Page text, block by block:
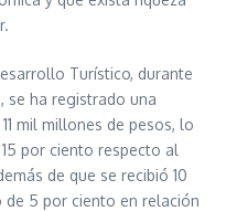
Turístico, durante
se ha registrado una
mil millones de pesos, lo
por ciento respecto al
de que se recibió 10
5 por ciento en relación